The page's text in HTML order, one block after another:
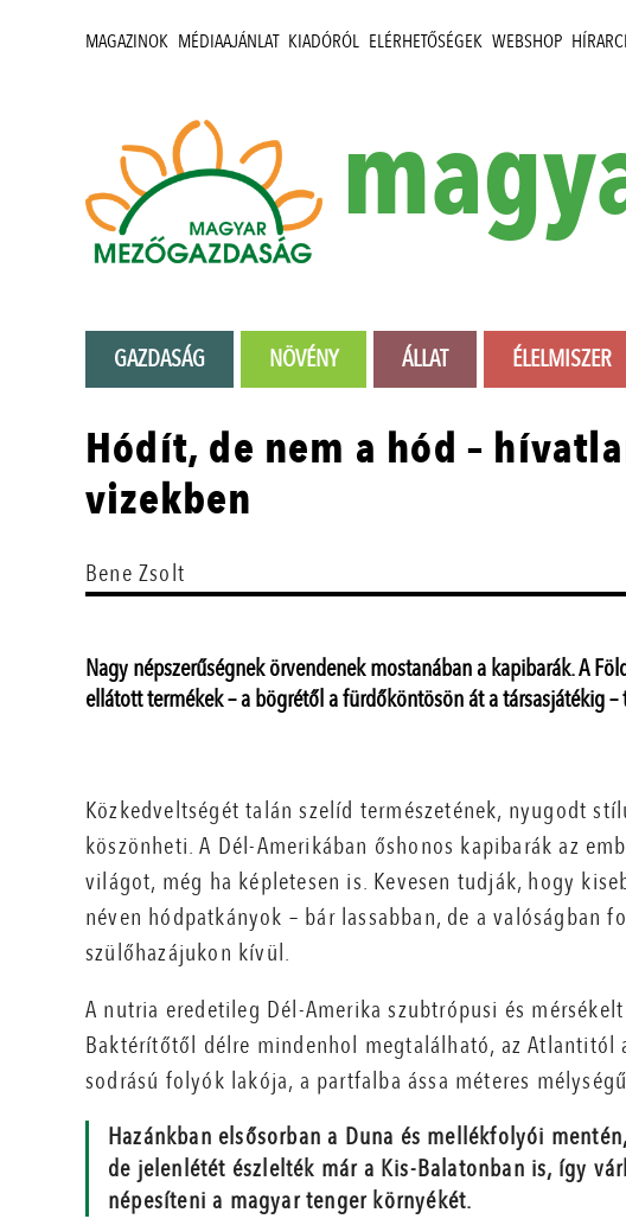
MAGAZINOK MÉDIAAJÁNLAT KIADÓRÓL ELÉRHETŐSÉGEK WEBSHOP
GAZDASÁG NÖVÉNY ÁLLAT ÉLELMISZER
Hódít, de nem a hód –
vizekben
Bene Zsolt
Nagy népszerűségnek örvendenek mostanában a kapibarák. A
ellátott termékek – a bögrétől a fürdőköntösön át a társasjátékig
Közkedveltségét talán szelíd természetének, nyugodt
köszönheti. A Dél-Amerikában őshonos kapibarák az
világot, még ha képletesen is. Kevesen tudják, hogy
néven hódpatkányok – bár lassabban, de a valóságban
szülőhazájukon kívül.
A nutria eredetileg Dél-Amerika szubtrópusi és
Baktérítőtől délre mindenhol megtalálható, az Atlantitól
sodrású folyók lakója, a partfalba ássa méteres
Hazánkban elsősorban a Duna és mellékfolyói
de jelenlétét észlelték már a Kis-Balatonban is, így
népesíteni a magyar tenger környékét.